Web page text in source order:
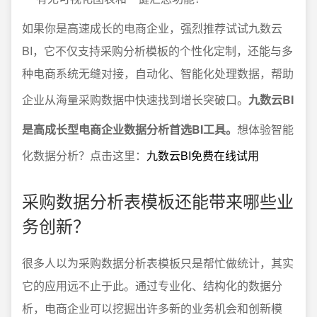
如果你是高速成长的电商企业，强烈推荐试试九数云
BI，它不仅支持采购分析模板的个性化定制，还能与多
种电商系统无缝对接，自动化、智能化处理数据，帮助
企业从海量采购数据中快速找到增长突破口。 九数云BI
是高成长型电商企业数据分析首选BI工具。 想体验智能
化数据分析？点击这里： 九数云BI免费在线试用
采购数据分析表模板还能带来哪些业
务创新？
很多人以为采购数据分析表模板只是帮忙做统计，其实
它的应用远不止于此。通过专业化、结构化的数据分
析，电商企业可以挖掘出许多新的业务机会和创新模